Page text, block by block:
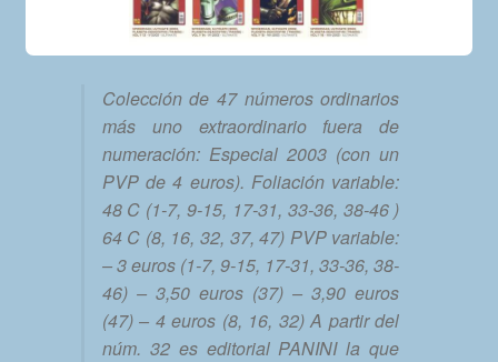
Colección de 47 números ordinarios
más uno extraordinario fuera de
numeración: Especial 2003 (con un
PVP de 4 euros). Foliación variable:
48 C (1-7, 9-15, 17-31, 33-36, 38-46 )
64 C (8, 16, 32, 37, 47) PVP variable:
– 3 euros (1-7, 9-15, 17-31, 33-36, 38-
46) – 3,50 euros (37) – 3,90 euros
(47) – 4 euros (8, 16, 32) A partir del
núm. 32 es editorial PANINI la que